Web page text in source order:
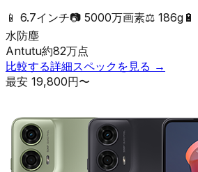
📱 6.7インチ📷 5000万画素⚖️ 186g 🔋
水防塵
Antutu約82万点
比較する詳細スペックを見る →
最安 19,800円〜